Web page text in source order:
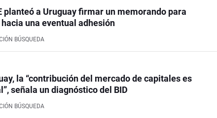
planteó a Uruguay firmar un memorando para
una eventual adhesión
BÚSQUEDA
la “contribución del mercado de capitales es
señala un diagnóstico del BID
BÚSQUEDA